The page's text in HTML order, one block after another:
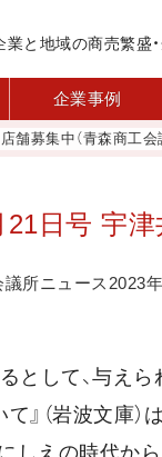
業と地域の商売繁盛・
企業事例
中（青森商工会議所）
日号 宇津
議所ニュース2023
として、与え
』（岩波文庫